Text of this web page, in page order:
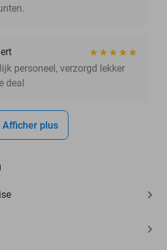
personeel, verzorgd lekker
deal
Afficher plus